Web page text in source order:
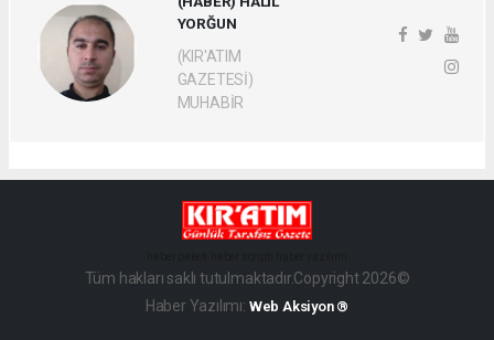
YORĞUN
(KIR'ATIM
GAZETESİ)
MUHABİR
Tüm hakları saklı tutulmaktadır.Copyright 2026©
Haber Yazılımı: Web Aksiyon ®